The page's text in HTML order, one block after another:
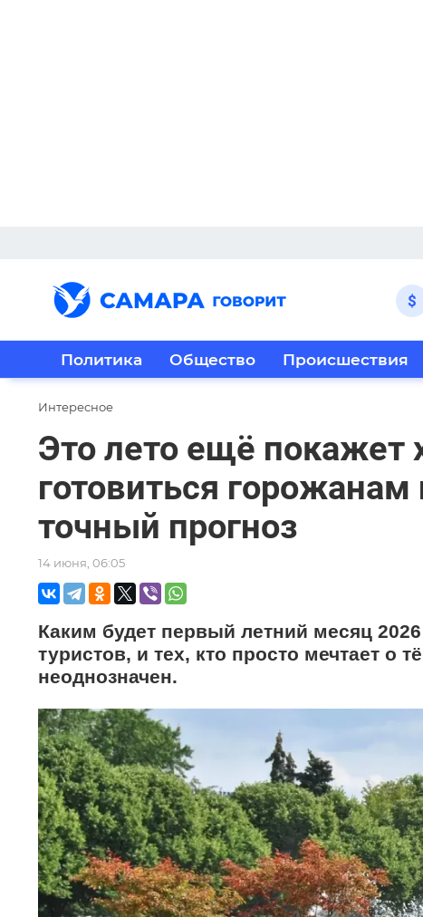
$
Политика Общество Происшествия
Интересное
Это лето ещё покажет
готовиться
точный прогноз
14 июня, 06:05
Каким будет первый летний месяц
туристов, и тех, кто просто мечтает о
неоднозначен.